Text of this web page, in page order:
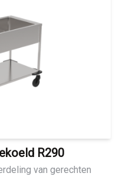
R290
van gerechten